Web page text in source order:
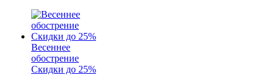
Весеннее
обострение
Скидки до 25%